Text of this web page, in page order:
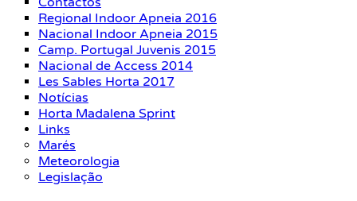
Regional Indoor Apneia 2016
Nacional Indoor Apneia 2015
Camp. Portugal Juvenis 2015
Nacional de Access 2014
Les Sables Horta 2017
Notícias
Horta Madalena Sprint
Links
Marés
Meteorologia
Legislação